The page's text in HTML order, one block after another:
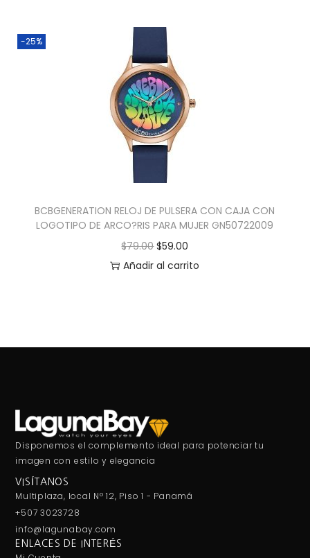
-25%
BCBGENERATION RELOJ DE PULSERA CON CAJA CON
LOGOTIPO DE ARCO?RIS PARA MUJER GN50722009
$79.00 $59.00
Añadir al carrito
Disponemos el complemento ideal para potenciar tu
imagen con estilo y elegancia
VISÍTANOS
Multiplaza, local Nº 12, Piso 1 - Panamá
+507 3023728
info@lagunabay.com
ENLACES DE INTERÉS